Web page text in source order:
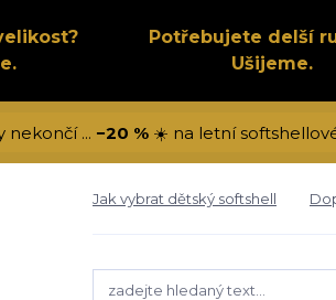
Potřebujete delší
Ušijeme.
nekončí ... −20 %☀️ na letní
Jak vybrat dětský softshell